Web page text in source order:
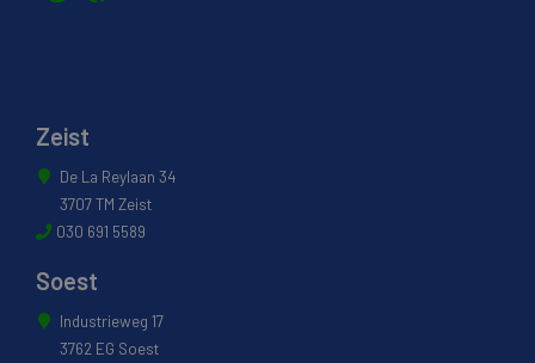
Zeist
De La Reylaan 34
3707 TM Zeist
030 691 5589
Soest
Industrieweg 17
3762 EG Soest